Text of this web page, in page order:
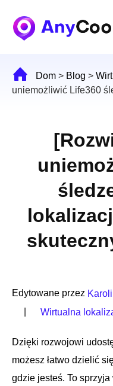
Dom > Blog >
uniemożliwić Life360
Edytowane przez
Wirtualna
Dzięki rozwojowi
możesz łatwo dzielić
gdzie jesteś. To